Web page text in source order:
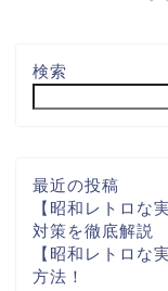
検索
最近の投稿
【昭和レトロな
対策を徹底解説
【昭和レトロな
方法！